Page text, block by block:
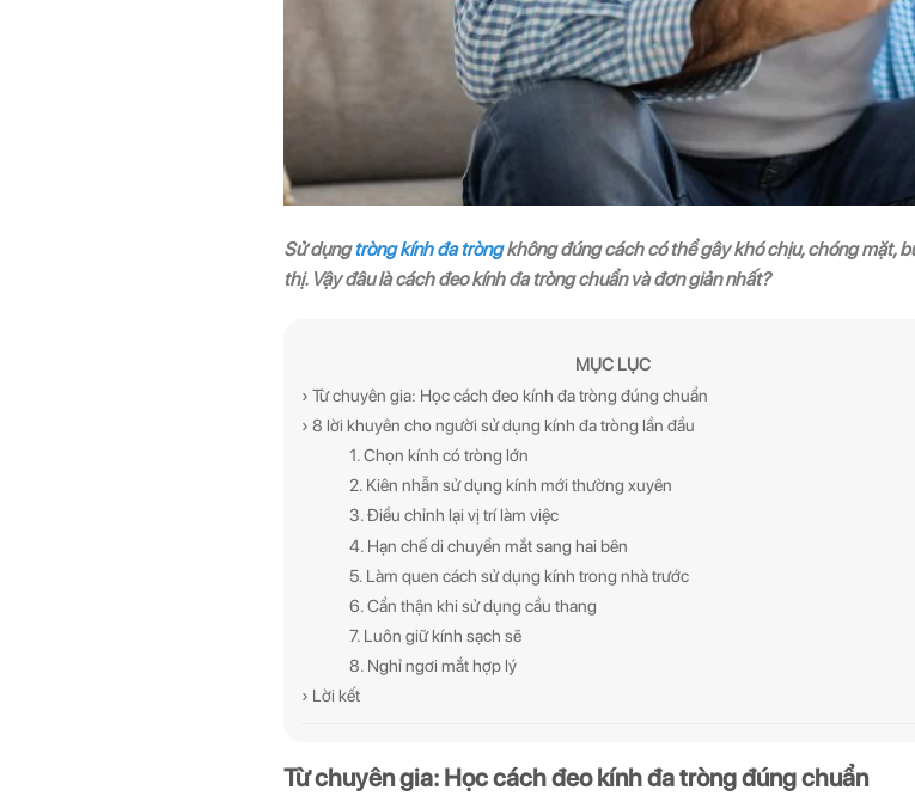
Sử dụngtròng kính đa tròngkhông đúng cách có thể gây khó chịu, chóng mặt,
thị. Vậy đâu là cách đeo kính đa tròng chuẩn và đơn giản nhất?
MỤC LỤC
› Từ chuyên gia: Học cách đeo kính đa tròng đúng chuẩn
› 8 lời khuyên cho người sử dụng kính đa tròng lần đầu
1. Chọn kính có tròng lớn
2. Kiên nhẫn sử dụng kính mới thường xuyên
3. Điều chỉnh lại vị trí làm việc
4. Hạn chế di chuyển mắt sang hai bên
5. Làm quen cách sử dụng kính trong nhà trước
6. Cẩn thận khi sử dụng cầu thang
7. Luôn giữ kính sạch sẽ
8. Nghỉ ngơi mắt hợp lý
› Lời kết
Từ chuyên gia: Học cách đeo kính đa tròng đúng chuẩn